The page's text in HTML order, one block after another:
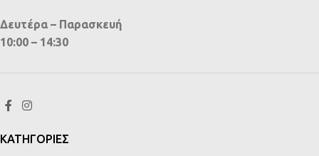
Δευτέρα – Παρασκευή
10:00 – 14:30
ΚΑΤΗΓΟΡΙΕΣ